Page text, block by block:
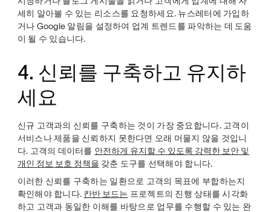
세히 알아볼 수 있는 리소스를 요청하세요. 뉴스레터에 가입하
거나 Google 알림을 설정하여 업계 트렌드를 파악하는 데 도움
이 될 수 있습니다.
4. 신뢰를 구축하고 유지하
세요
신규 고객과의 신뢰를 구축하는 것이 가장 중요합니다. 고객이
서비스나 제품을 신뢰하지 못한다면 오래 머물지 않을 것입니
다. 고객의 데이터를 안전하게 유지할 수 있도록 강력한 보안 및
개인 정보 보호 정책을 갖춘 도구를 선택해야 합니다.
이러한 신뢰를 구축하는 일환으로 고객의 목표에 부합하는지
확인해야 합니다. 칸반 보드는 프로젝트의 진행 상태를 시각화
하고 고객과 동일한 이해를 바탕으로 업무를 수행할 수 있는 완